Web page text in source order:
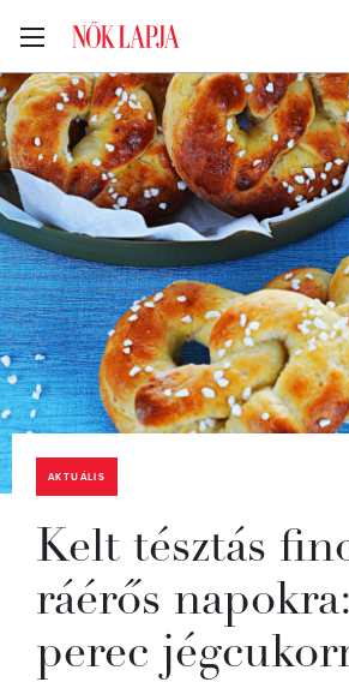
AKTUÁLIS
Kelt tésztás
ráérős
perec